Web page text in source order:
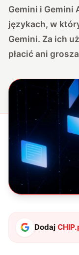
Gemini i Gemini
językach, w
Gemini. Za ich
płacić ani
Dodaj